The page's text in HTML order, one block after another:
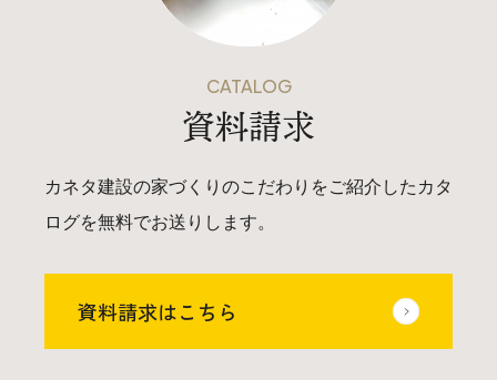
CATALOG
資料請求
カネタ建設の家づくりのこだわりをご紹介したカタ
ログを無料でお送りします。
資料請求はこちら